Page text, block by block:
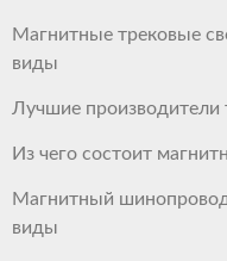
Магнитные трековые
виды
Лучшие производители
Из чего состоит
Магнитный
виды